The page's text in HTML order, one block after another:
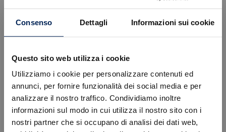
Consenso Dettagli Informazioni sui cookie
Questo sito web utilizza i cookie
Utilizziamo i cookie per personalizzare contenuti ed
annunci, per fornire funzionalità dei social media e per
analizzare il nostro traffico. Condividiamo inoltre
informazioni sul modo in cui utilizza il nostro sito con i
nostri partner che si occupano di analisi dei dati web,
Posti